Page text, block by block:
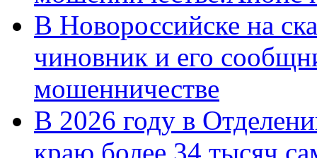
В Новороссийске на
чиновник и его
мошенничестве
В 2026 году в